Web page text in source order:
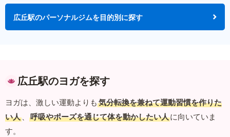
広丘駅のパーソナルジムを目的別に探す
広丘駅のヨガを探す
ヨガは、激しい運動よりも 気分転換を兼ねて運動習慣を作りた
い人 、 呼吸やポーズを通じて体を動かしたい人に向いていま
す。